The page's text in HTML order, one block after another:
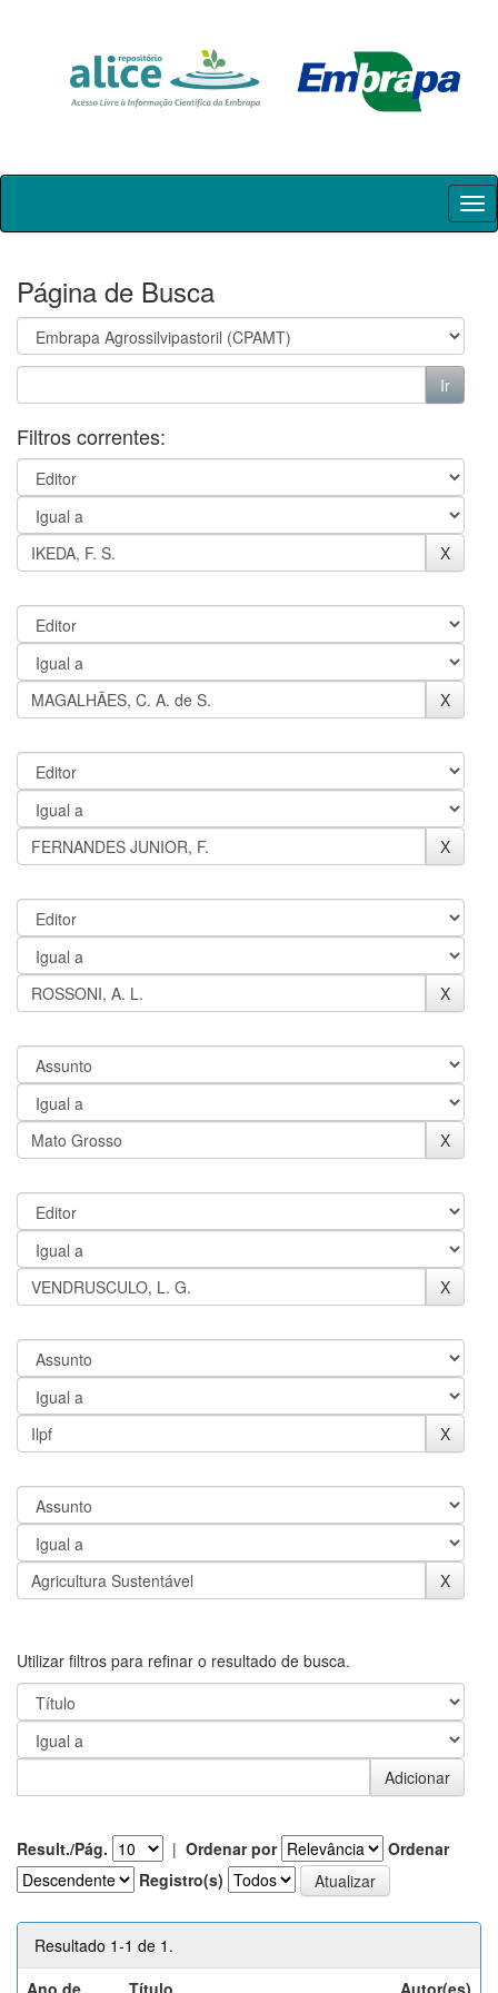
Skip
Página de Busca
Filtros correntes:
Utilizar filtros para refinar o resultado de busca.
Result./Pág. | Ordenar por
Ordenar
Registro(s)
Resultado 1-1 de 1.
Ano de
Título Autor(es)